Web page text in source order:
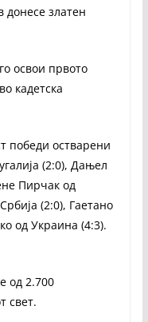
донесе златен
освои првото
кадетска
победи остварени
(2:0), Дањел
Пирчак од
(2:0), Гаетано
од Украина (4:3).
од 2.700
свет.